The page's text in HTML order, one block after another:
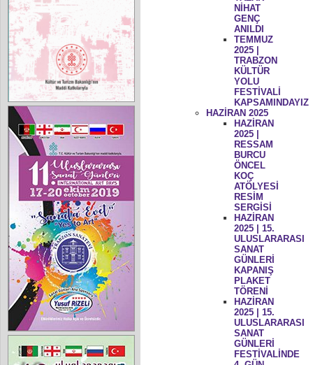
NİHAT
GENÇ
ANILDI
TEMMUZ
2025 |
TRABZON
KÜLTÜR
YOLU
FESTİVALİ
KAPSAMINDAYIZ
HAZİRAN 2025
HAZİRAN
2025 |
RESSAM
BURCU
ÖNCEL
KOÇ
ATÖLYESİ
RESİM
SERGİSİ
HAZİRAN
2025 | 15.
ULUSLARARASI
SANAT
GÜNLERİ
KAPANIŞ
PLAKET
TÖRENİ
HAZİRAN
2025 | 15.
ULUSLARARASI
SANAT
GÜNLERİ
FESTİVALİNDE